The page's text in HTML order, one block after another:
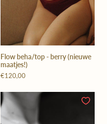
Flow beha/top - berry (nieuwe
maatjes!)
€120,00